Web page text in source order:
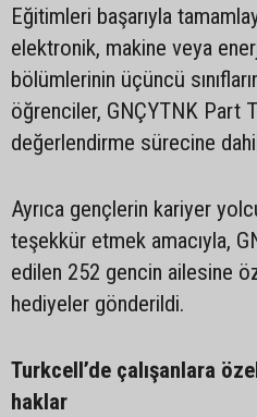
Eğitimleri başarıyla
elektronik, makine veya
bölümlerinin üçüncü
öğrenciler, GNÇYTNK Part
değerlendirme sürecine
Ayrıca gençlerin kariyer
teşekkür etmek amacıyla,
edilen 252 gencin ailesine
hediyeler gönderildi.
Turkcell’de çalışanlara
haklar